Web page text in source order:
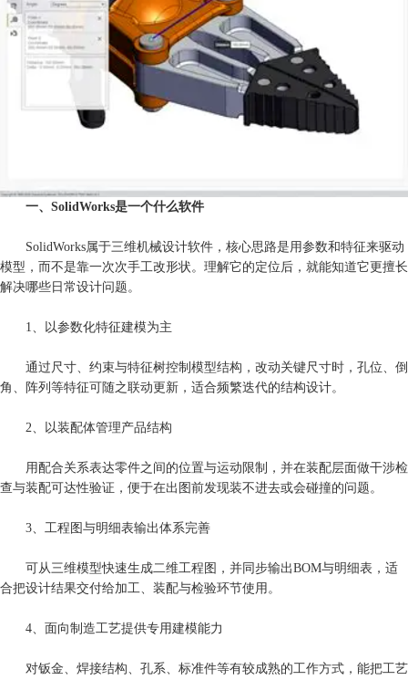
一、SolidWorks是一个什么软件
SolidWorks属于三维机械设计软件，核心思路是用参数和特征来驱动
模型，而不是靠一次次手工改形状。理解它的定位后，就能知道它更擅长
解决哪些日常设计问题。
1、以参数化特征建模为主
通过尺寸、约束与特征树控制模型结构，改动关键尺寸时，孔位、倒
角、阵列等特征可随之联动更新，适合频繁迭代的结构设计。
2、以装配体管理产品结构
用配合关系表达零件之间的位置与运动限制，并在装配层面做干涉检
查与装配可达性验证，便于在出图前发现装不进去或会碰撞的问题。
3、工程图与明细表输出体系完善
可从三维模型快速生成二维工程图，并同步输出BOM与明细表，适
合把设计结果交付给加工、装配与检验环节使用。
4、面向制造工艺提供专用建模能力
对钣金、焊接结构、孔系、标准件等有较成熟的工作方式，能把工艺